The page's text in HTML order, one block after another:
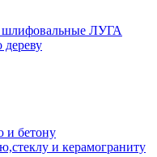
шлифовальные ЛУГА
и бетону
и керамограниту